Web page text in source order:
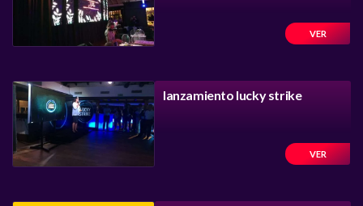
VER
lanzamiento lucky strike
VER